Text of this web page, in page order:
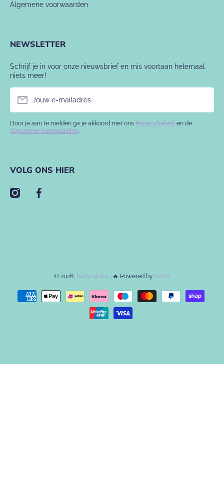
Algemene voorwaarden
NEWSLETTER
Schrijf je in voor onze nieuwsbrief en mis voortaan helemaal
niets meer!
Jouw e-mailadres
Door je aan te melden ga je akkoord met ons Privacybeleid en de
Algemene voorwaarden.
VOLG ONS HIER
instagramcom/babyslofje/
facebookcom/babyslofje
© 2026, baby-slofje , 🔥 Powered by SYSO
Betaalmethodes